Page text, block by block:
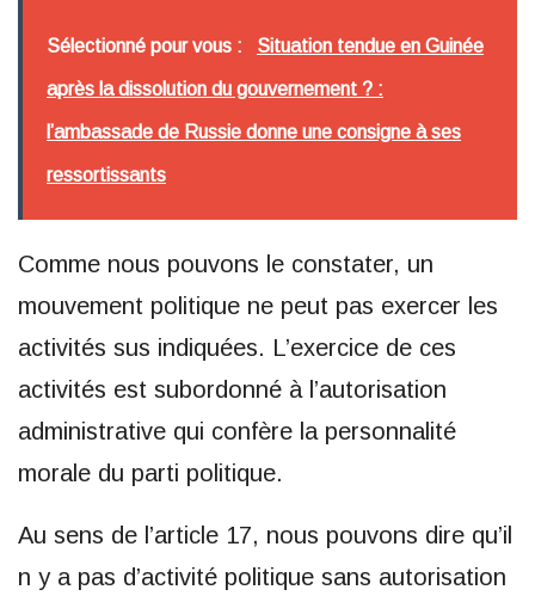
Sélectionné pour vous : Situation tendue en Guinée
après la dissolution du gouvernement ? :
l’ambassade de Russie donne une consigne à ses
ressortissants
Comme nous pouvons le constater, un
mouvement politique ne peut pas exercer les
activités sus indiquées. L’exercice de ces
activités est subordonné à l’autorisation
administrative qui confère la personnalité
morale du parti politique.
Au sens de l’article 17, nous pouvons dire qu’il
n y a pas d’activité politique sans autorisation